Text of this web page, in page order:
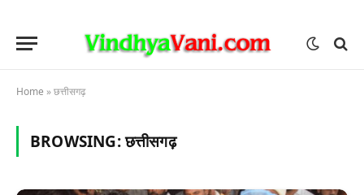
Home »छत्तीसगढ़
BROWSING:छत्तीसगढ़